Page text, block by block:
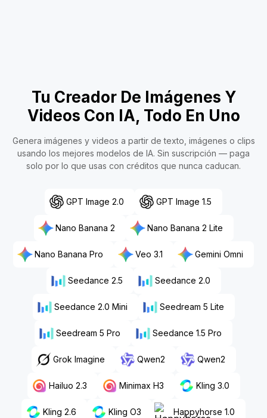
Tu Creador De Imágenes Y
Videos Con IA, Todo En Uno
Genera imágenes y videos a partir de texto, imágenes o clips
usando los mejores modelos de IA. Sin suscripción — paga
solo por lo que usas con créditos que nunca caducan.
GPT Image 2.0 GPT Image 1.5
Nano Banana 2 Nano Banana 2 Lite
Nano Banana Pro Veo 3.1 Gemini Omni
Seedance 2.5 Seedance 2.0
Seedance 2.0 Mini Seedream 5 Lite
Seedream 5 Pro Seedance 1.5 Pro
Grok Imagine Qwen2 Qwen2
Hailuo 2.3 Minimax H3 Kling 3.0
Kling 2.6 Kling O3 Happyhorse 1.0